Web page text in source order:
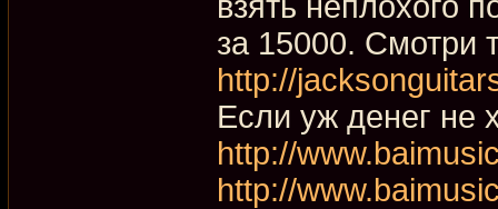
за 15000. Смотри
http://
Если уж денег не
http://
http://